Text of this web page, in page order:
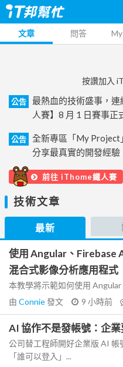
文章 問答
按讚加入
公告
最熱血的技術盛事，
人賽】8 月 1 日賽事正
公告
全新專區「My Project
分享最真實的開發經驗
前往 iThome鐵人賽
技術文章
最新
使用 Angular、Firebase
混合式影像分析應用程式
本教學將示範如何使用 Angular
由 Connie發文 9 小時前
AI 協作不是發帳號：企
公司替工程師開好企業版 AI
「誰可以登入」...